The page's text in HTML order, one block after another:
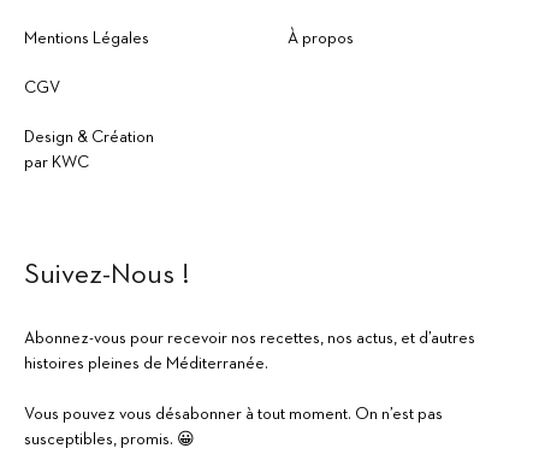
Mentions Légales
CGV
Design & Création
par KWC
À propos
Suivez-Nous !
Abonnez-vous pour recevoir nos recettes, nos actus, et d’autres
histoires pleines de Méditerranée.
Vous pouvez vous désabonner à tout moment. On n’est pas
susceptibles, promis. 😀